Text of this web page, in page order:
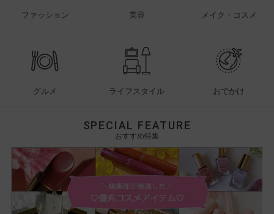
ファッション 美容 メイク・コスメ
グルメ ライフスタイル おでかけ
SPECIAL FEATURE
おすすめ特集